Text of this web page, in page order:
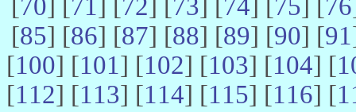
[70] [71] [72] [73] [74] [75] [76
[85] [86] [87] [88] [89] [90] [91
[100] [101] [102] [103] [104] [
[112] [113] [114] [115] [116] [